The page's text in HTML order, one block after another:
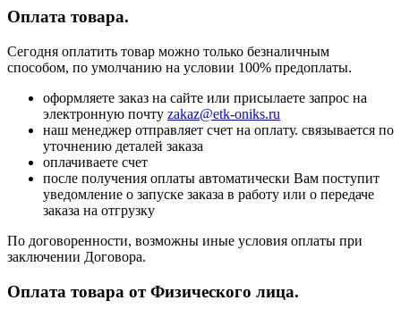
Оплата товара.
Сегодня оплатить товар можно только безналичным
способом, по умолчанию на условии 100% предоплаты.
оформляете заказ на сайте или присылаете запрос на
электронную почту zakaz@etk-oniks.ru
наш менеджер отправляет счет на оплату. связывается по
уточнению деталей заказа
оплачиваете счет
после получения оплаты автоматически Вам поступит
уведомление о запуске заказа в работу или о передаче
заказа на отгрузку
По договоренности, возможны иные условия оплаты при
заключении Договора.
Оплата товара от Физического лица.